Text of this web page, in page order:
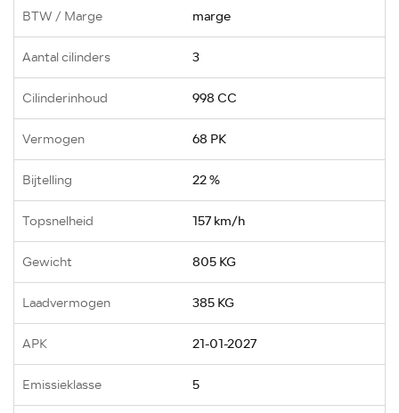
BTW / Marge marge
Aantal cilinders 3
Cilinderinhoud 998 CC
Vermogen 68 PK
Bijtelling 22 %
Topsnelheid 157 km/h
Gewicht 805 KG
Laadvermogen 385 KG
APK 21-01-2027
Emissieklasse 5